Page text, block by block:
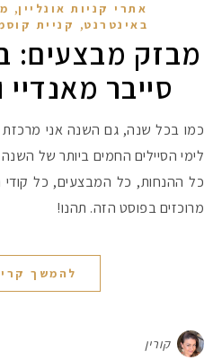
אתרי קניות אונליין,
באינטרנט, קניית
מבזק מבצעים:
סייבר מאנדיי
כמו בכל שנה, גם השנה אני מרכזת לכם את כל המבצעים אונליין
לימי הסיילים החמים ביותר של השנה
כל ההנחות, כל המבצעים, כל
מרוכזים בפוסט הזה. תהנו!
להמשך
קורין